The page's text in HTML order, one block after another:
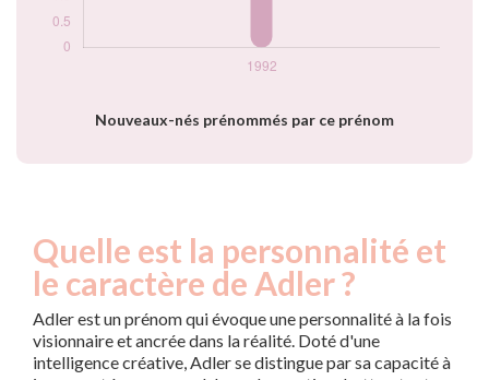
Nouveaux-nés prénommés par ce prénom
Quelle est la personnalité et
le caractère de Adler ?
Adler est un prénom qui évoque une personnalité à la fois
visionnaire et ancrée dans la réalité. Doté d'une
intelligence créative, Adler se distingue par sa capacité à